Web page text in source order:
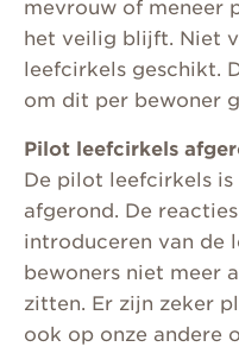
mevrouw of meneer
het veilig blijft. Niet
leefcirkels geschikt.
om dit per bewoner
Pilot leefcirkels
De pilot leefcirkels is
afgerond. De
introduceren van de
bewoners niet meer
zitten. Er zijn zeker
ook op onze andere